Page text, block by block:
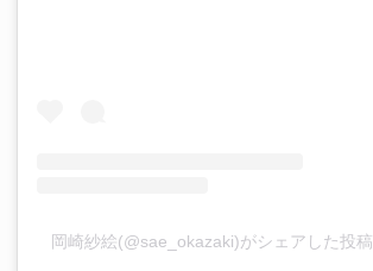
岡崎紗絵(@sae_okazaki)がシェアした投稿